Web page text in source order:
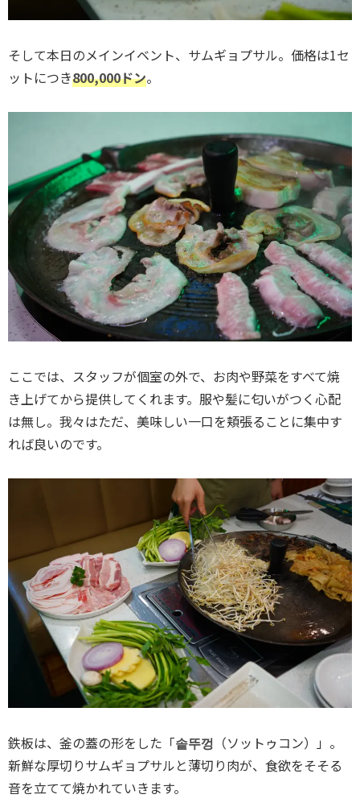
そして本日のメインイベント、サムギョプサル。価格は1セ
ットにつき800,000ドン。
ここでは、スタッフが個室の外で、お肉や野菜をすべて焼
き上げてから提供してくれます。服や髪に匂いがつく心配
は無し。我々はただ、美味しい一口を頬張ることに集中す
れば良いのです。
鉄板は、釜の蓋の形をした「솥뚜껑 （ソットゥコン）」。
新鮮な厚切りサムギョプサルと薄切り肉が、食欲をそそる
音を立てて焼かれていきます。